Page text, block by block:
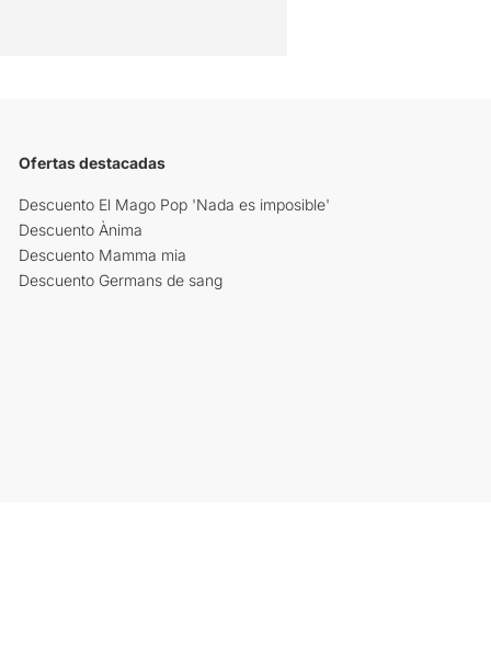
Ofertas destacadas
Descuento El Mago Pop 'Nada es imposible'
Descuento Ànima
Descuento Mamma mia
Descuento Germans de sang